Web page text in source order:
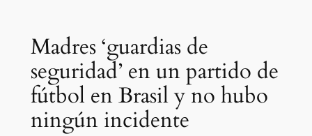
Madres ‘guardias de
seguridad’ en un partido de
fútbol en Brasil y no hubo
ningún incidente